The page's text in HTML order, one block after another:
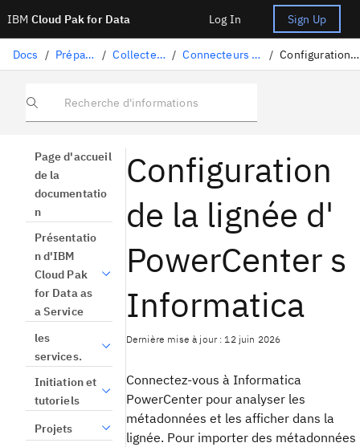
IBM Cloud Pak for Data Log In Sign Up
Docs / Préparation des données / Collecte de données structurées / Connecteurs pris en charge pour l'importation de lignées / Configuration de la lignée d' PowerCenter s Informatica
Recherche d'informations
Page d'accueil
de la
documentatio
n
Présentatio
n d'IBM
Cloud Pak
for Data as
a Service
les
services.
Initiation et
tutoriels
Projets
Configuration
de la lignée d'
PowerCenter s
Informatica
Dernière mise à jour : 12 juin 2026
Connectez-vous à Informatica
PowerCenter pour analyser les
métadonnées et les afficher dans la
lignée. Pour importer des métadonnées